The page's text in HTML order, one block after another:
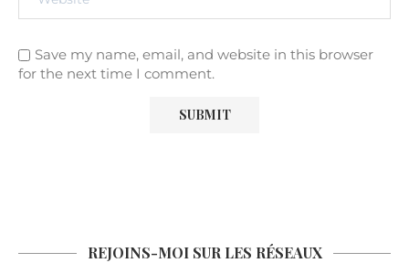
Save my name, email, and website in this browser
for the next time I comment.
REJOINS-MOI SUR LES RÉSEAUX